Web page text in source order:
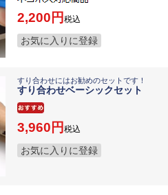
2,200 税込
お気に入りに登録
すり合わせにはお勧めのセットです！
すり合わせベーシックセット
3,960 税込
お気に入りに登録